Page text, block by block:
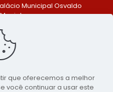
Palácio Municipal Osvaldo
- PE. CEP: 553370-128
99548-1569
que oferecemos a melhor
você continuar a usar este